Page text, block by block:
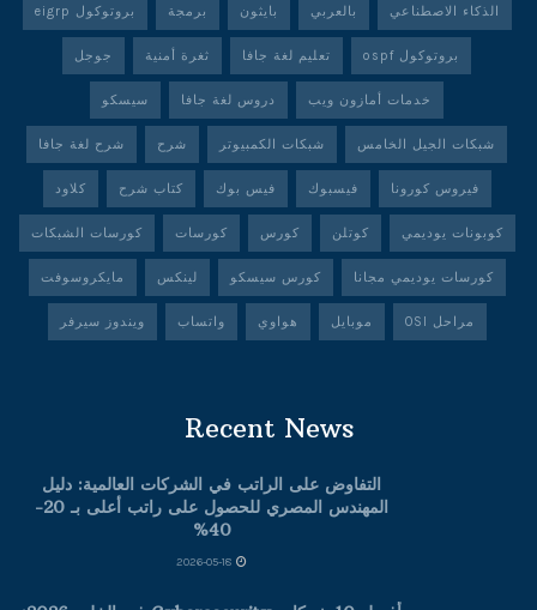
الذكاء الاصطناعي بالعربي بايثون برمجة بروتوكول eigrp
بروتوكول ospf تعليم لغة جافا ثغرة أمنية جوجل
خدمات أمازون ويب دروس لغة جافا سيسكو
شبكات الجيل الخامس شبكات الكمبيوتر شرح شرح لغة جافا
فيروس كورونا فيسبوك فيس بوك كتاب شرح كلاود
كوبونات يوديمي كوتلن كورس كورسات كورسات الشبكات
كورسات يوديمي مجانا كورس سيسكو لينكس مايكروسوفت
مراحل OSI موبايل هواوي واتساب ويندوز سيرفر
Recent News
التفاوض على الراتب في الشركات العالمية: دليل
المهندس المصري للحصول على راتب أعلى بـ 20-
40%